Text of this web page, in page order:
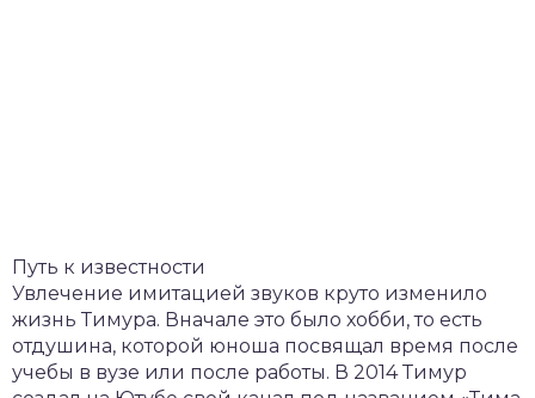
Путь к известности
Увлечение имитацией звуков круто изменило
жизнь Тимура. Вначале это было хобби, то есть
отдушина, которой юноша посвящал время после
учебы в вузе или после работы. В 2014 Тимур